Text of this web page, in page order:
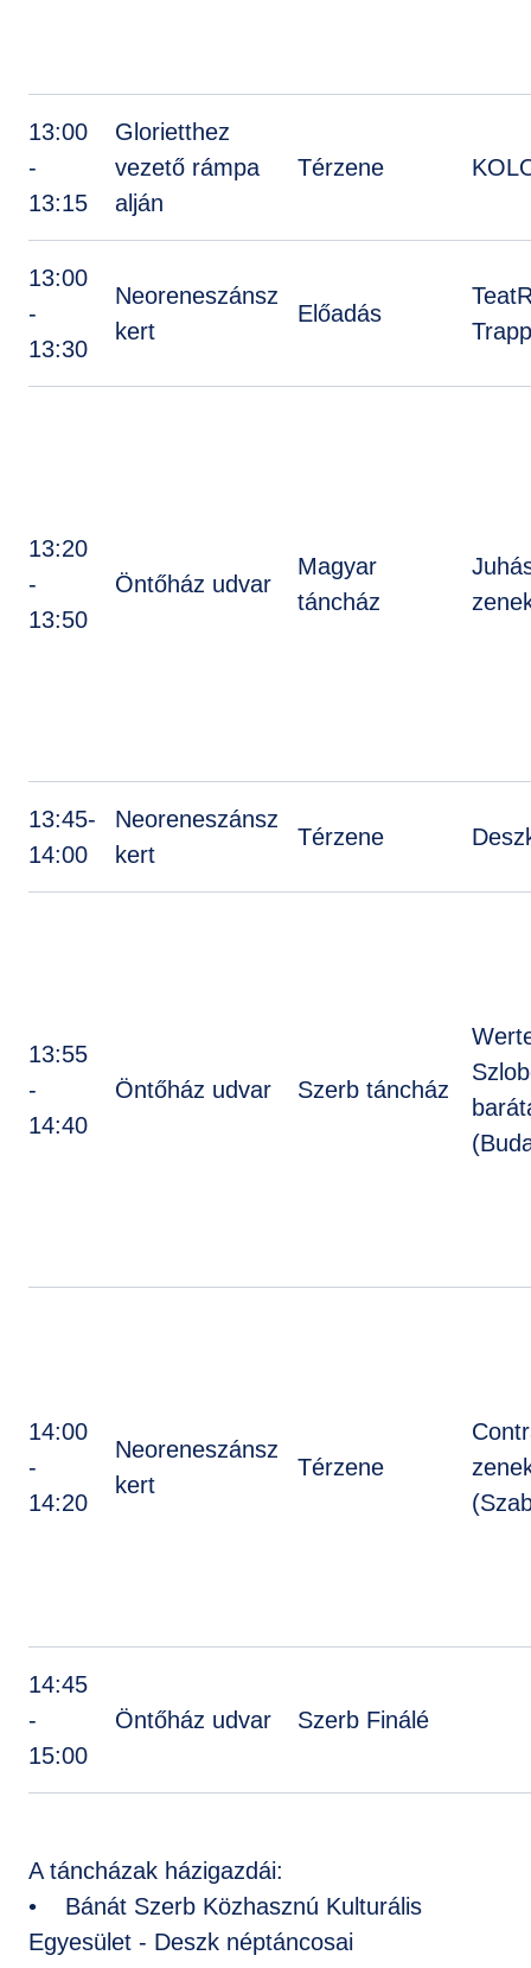
13:00
-
13:15
Glorietthez
vezető rámpa
alján
Térzene
13:00
-
13:30
Neoreneszánsz
kert
Előadás
13:20
-
13:50
Öntőház udvar
Magyar
táncház
13:45-
14:00
Neoreneszánsz
kert
Térzene
13:55
-
14:40
Öntőház udvar Szerb táncház
14:00
-
14:20
Neoreneszánsz
kert
Térzene
14:45
-
15:00
Öntőház udvar Szerb Finálé
A táncházak házigazdái:
• Bánát Szerb Közhasznú Kulturális
Egyesület - Deszk néptáncosai